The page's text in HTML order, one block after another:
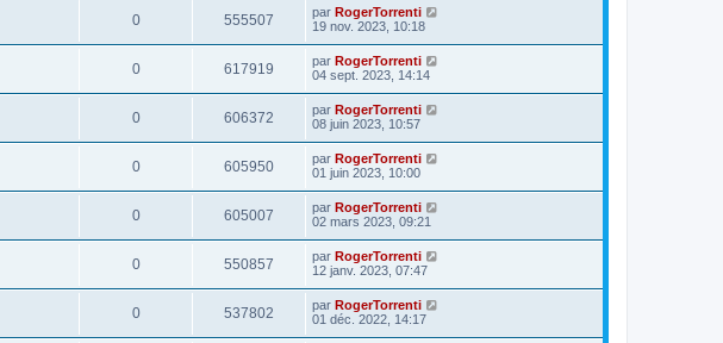
0 555507 par RogerTorrenti
19 nov. 2023, 10:18
0 617919 par RogerTorrenti
04 sept. 2023, 14:14
0 606372 par RogerTorrenti
08 juin 2023, 10:57
0 605950 par RogerTorrenti
01 juin 2023, 10:00
0 605007 par RogerTorrenti
02 mars 2023, 09:21
0 550857 par RogerTorrenti
12 janv. 2023, 07:47
0 537802 par RogerTorrenti
01 déc. 2022, 14:17